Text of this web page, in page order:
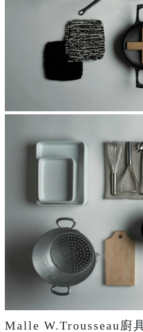
Malle W.Trousseau廚